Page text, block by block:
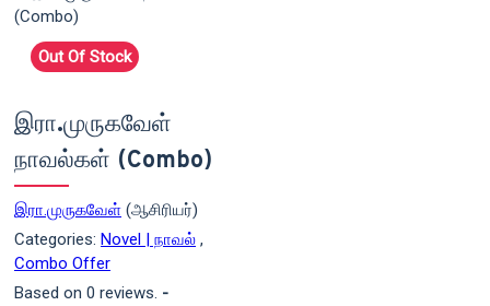
Out Of Stock
இரா.முருகவேள்
நாவல்கள் (Combo)
இரா.முருகவேள் (ஆசிரியர்)
Categories: Novel | நாவல் ,
Combo Offer
Based on 0 reviews. -